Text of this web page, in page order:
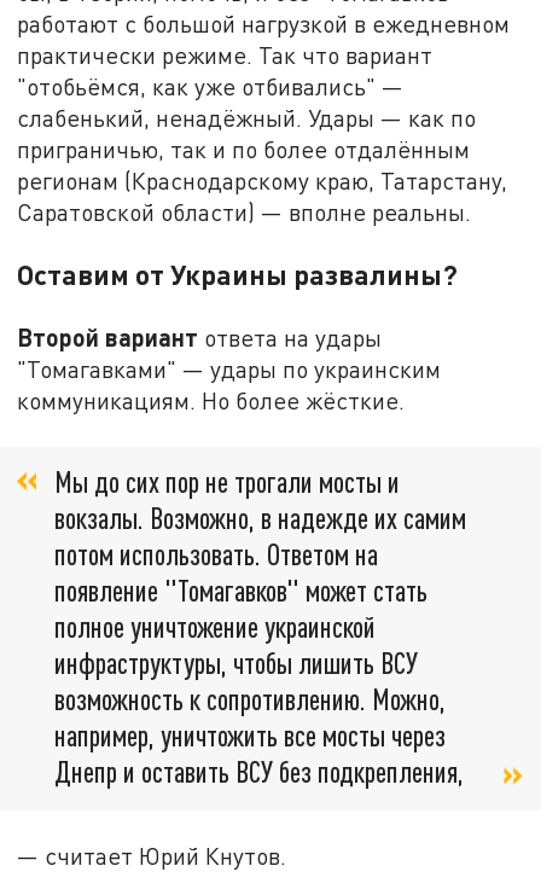
работают с большой нагрузкой в ежедневном
практически режиме. Так что вариант
"отобьёмся, как уже отбивались" —
слабенький, ненадёжный. Удары — как по
приграничью, так и по более отдалённым
регионам (Краснодарскому краю, Татарстану,
Саратовской области) — вполне реальны.
Оставим от Украины развалины?
Второй вариант ответа на удары
"Томагавками" — удары по украинским
коммуникациям. Но более жёсткие.
Мы до сих пор не трогали мосты и
вокзалы. Возможно, в надежде их самим
потом использовать. Ответом на
появление "Томагавков" может стать
полное уничтожение украинской
инфраструктуры, чтобы лишить ВСУ
возможность к сопротивлению. Можно,
например, уничтожить все мосты через
Днепр и оставить ВСУ без подкрепления,
— считает Юрий Кнутов.